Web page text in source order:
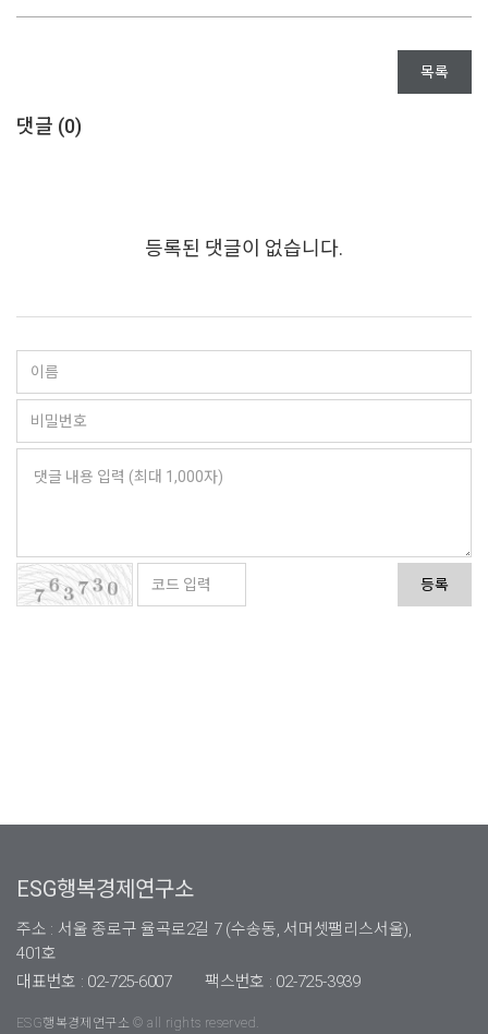
목록
댓글 (0)
등록된 댓글이 없습니다.
등록
ESG행복경제연구소
주소 : 서울 종로구 율곡로2길 7 (수송동, 서머셋팰리스서울),
401호
대표번호 : 02-725-6007
팩스번호 : 02-725-3939
ESG행복경제연구소 © all rights reserved.